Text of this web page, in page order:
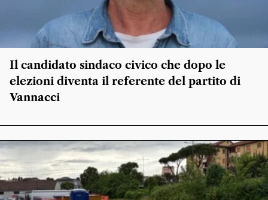
Il candidato sindaco civico che dopo le
elezioni diventa il referente del partito di
Vannacci